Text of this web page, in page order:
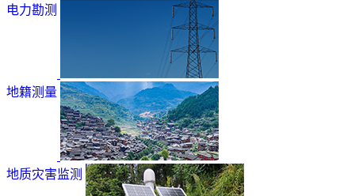
电力勘测
地籍测量
地质灾害监测